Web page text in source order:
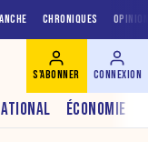
CHRONIQUES
ÉCONOMIE
S'ABONNER CONNEXION